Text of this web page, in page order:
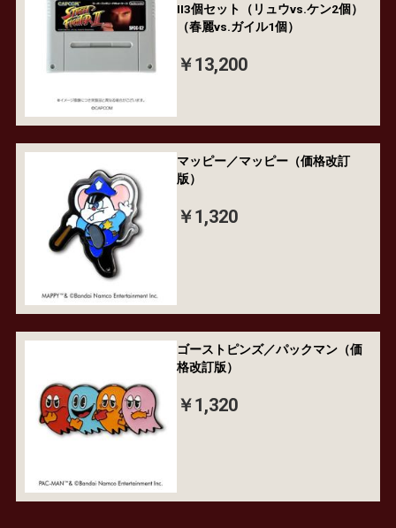
II3個セット（リュウvs.ケン2個）
（春麗vs.ガイル1個）
￥13,200
マッピー／マッピー（価格改訂
版）
￥1,320
ゴーストピンズ／パックマン（価
格改訂版）
￥1,320